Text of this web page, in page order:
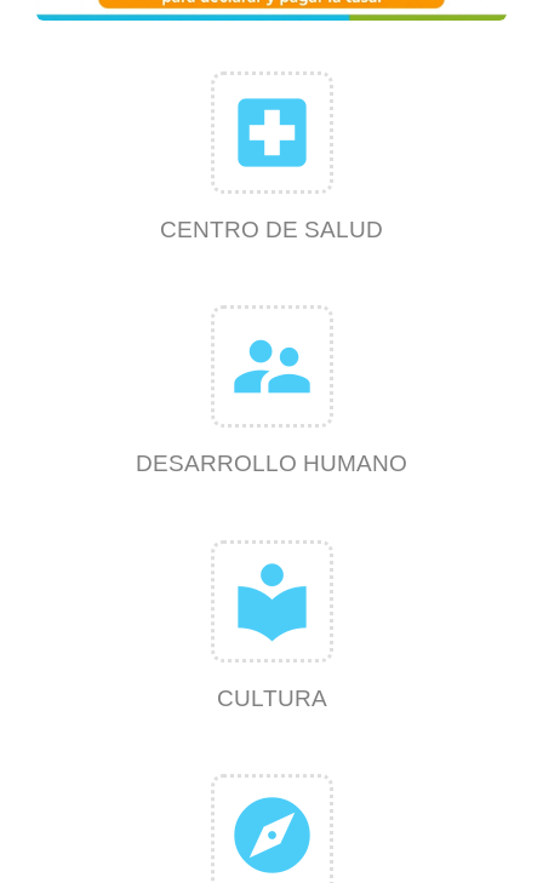
local_hospital
CENTRO DE SALUD
supervisor_account
DESARROLLO HUMANO
local_library
CULTURA
explore